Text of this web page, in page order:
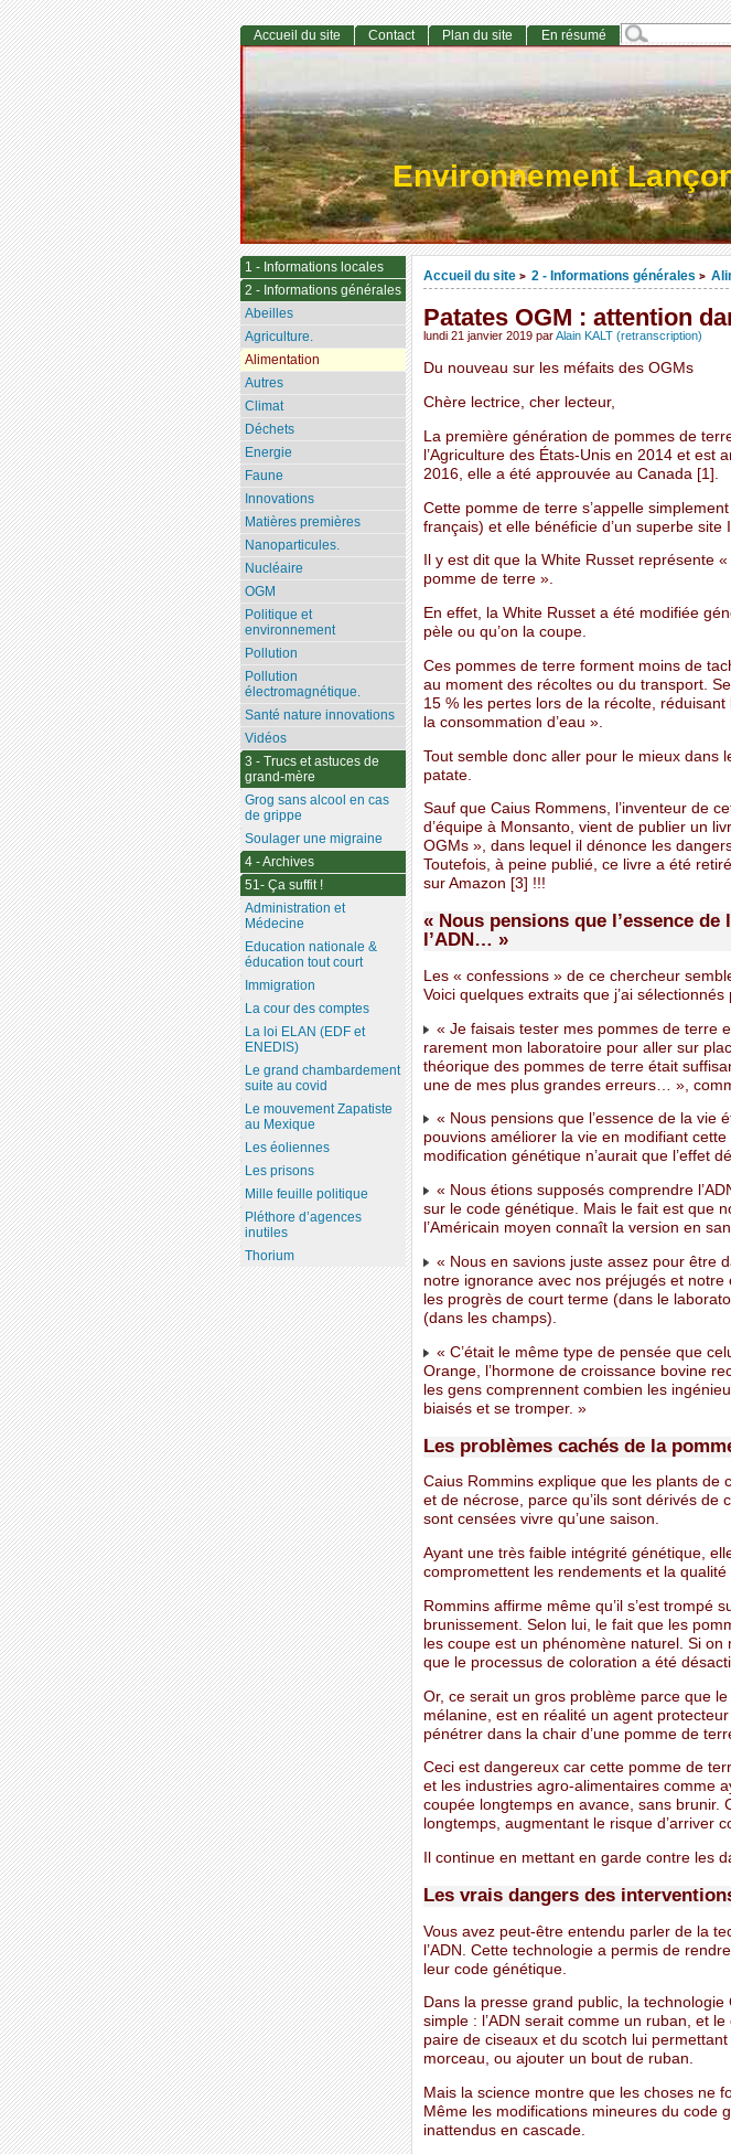
Environnement
Accueil du site > 2 - Informations générales >
Patates OGM : attention
lundi 21 janvier 2019 parAlain KALT (retranscription)
Du nouveau sur les méfaits des OGMs
Chère lectrice, cher lecteur,
La première génération de pommes de
l’Agriculture des États-Unis en 2014 et est
2016, elle a été approuvée au Canada [1].
Cette pomme de terre s’appelle
français) et elle bénéficie d’un superbe site
Il y est dit que la White Russet représente
pomme de terre ».
En effet, la White Russet a été modifiée
pèle ou qu’on la coupe.
Ces pommes de terre forment moins de
au moment des récoltes ou du transport.
15 % les pertes lors de la récolte,
la consommation d’eau ».
Tout semble donc aller pour le mieux dans
patate.
Sauf que Caius Rommens, l’inventeur de
d’équipe à Monsanto, vient de publier un
OGMs », dans lequel il dénonce les
Toutefois, à peine publié, ce livre a été
sur Amazon [3] !!!
« Nous pensions que l’essence
l’ADN… »
Les « confessions » de ce chercheur
Voici quelques extraits que j’ai sélectionnés
« Je faisais tester mes pommes de terre
rarement mon laboratoire pour aller sur
théorique des pommes de terre était
une de mes plus grandes erreurs… »,
« Nous pensions que l’essence de la vie
pouvions améliorer la vie en modifiant
modification génétique n’aurait que l’effet
« Nous étions supposés comprendre
sur le code génétique. Mais le fait est que
l’Américain moyen connaît la version en
« Nous en savions juste assez pour être
notre ignorance avec nos préjugés et
les progrès de court terme (dans le
(dans les champs).
« C’était le même type de pensée que
Orange, l’hormone de croissance bovine
les gens comprennent combien les
biaisés et se tromper. »
Les problèmes cachés de la
Caius Rommins explique que les plants de
et de nécrose, parce qu’ils sont dérivés de
sont censées vivre qu’une saison.
Ayant une très faible intégrité génétique,
compromettent les rendements et la qualité
Rommins affirme même qu’il s’est trompé
brunissement. Selon lui, le fait que les
les coupe est un phénomène naturel. Si
que le processus de coloration a été
Or, ce serait un gros problème parce que
mélanine, est en réalité un agent
pénétrer dans la chair d’une pomme de
Ceci est dangereux car cette pomme de
et les industries agro-alimentaires comme
coupée longtemps en avance, sans brunir.
longtemps, augmentant le risque d’arriver
Il continue en mettant en garde contre les
Les vrais dangers des
Vous avez peut-être entendu parler de la
l’ADN. Cette technologie a permis de
leur code génétique.
Dans la presse grand public, la
simple : l’ADN serait comme un ruban, et
paire de ciseaux et du scotch lui
morceau, ou ajouter un bout de ruban.
Mais la science montre que les choses ne
Même les modifications mineures du code
inattendus en cascade.
Accueil du site Contact Plan du site En résumé
1 - Informations locales
2 - Informations générales
Abeilles
Agriculture.
Alimentation
Autres
Climat
Déchets
Energie
Faune
Innovations
Matières premières
Nanoparticules.
Nucléaire
OGM
Politique et
environnement
Pollution
Pollution
électromagnétique.
Santé nature innovations
Vidéos
3 - Trucs et astuces de
grand-mère
Grog sans alcool en cas
de grippe
Soulager une migraine
4 - Archives
51- Ça suffit !
Administration et
Médecine
Education nationale &
éducation tout court
Immigration
La cour des comptes
La loi ELAN (EDF et
ENEDIS)
Le grand chambardement
suite au covid
Le mouvement Zapatiste
au Mexique
Les éoliennes
Les prisons
Mille feuille politique
Pléthore d’agences
inutiles
Thorium